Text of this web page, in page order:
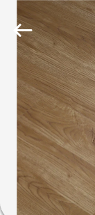
होम
उत्पाद
वीआर
दिखाएँ
MATERIALS
CO.,LTD.
Reserved.
Developed